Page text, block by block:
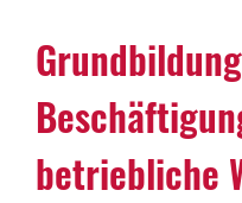
betriebliche